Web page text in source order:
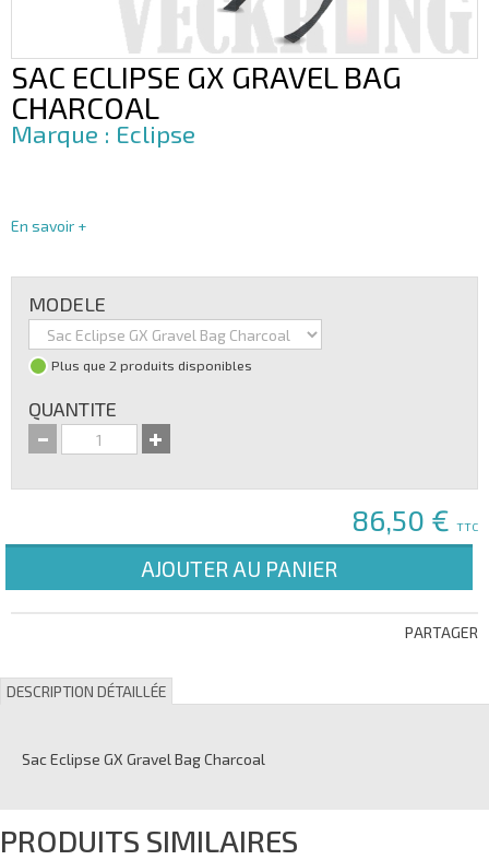
SAC ECLIPSE GX GRAVEL BAG
CHARCOAL
Eclipse
En savoir +
MODELE
Plus que 2 produits disponibles
QUANTITE
86,50 € TTC
AJOUTER AU PANIER
PARTAGER
DESCRIPTION DÉTAILLÉE
Sac Eclipse GX Gravel Bag Charcoal
PRODUITS SIMILAIRES